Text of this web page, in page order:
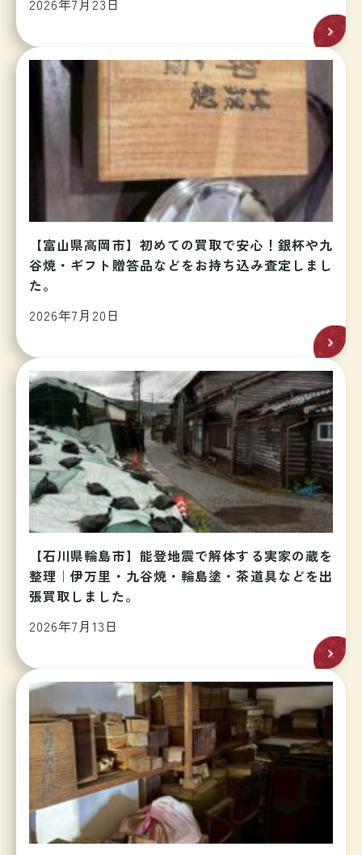
2026年7月23日
【富山県高岡市】初めての買取で安心！銀杯や九
谷焼・ギフト贈答品などをお持ち込み査定しまし
た。
2026年7月20日
【石川県輪島市】能登地震で解体する実家の蔵を
整理｜伊万里・九谷焼・輪島塗・茶道具などを出
張買取しました。
2026年7月13日